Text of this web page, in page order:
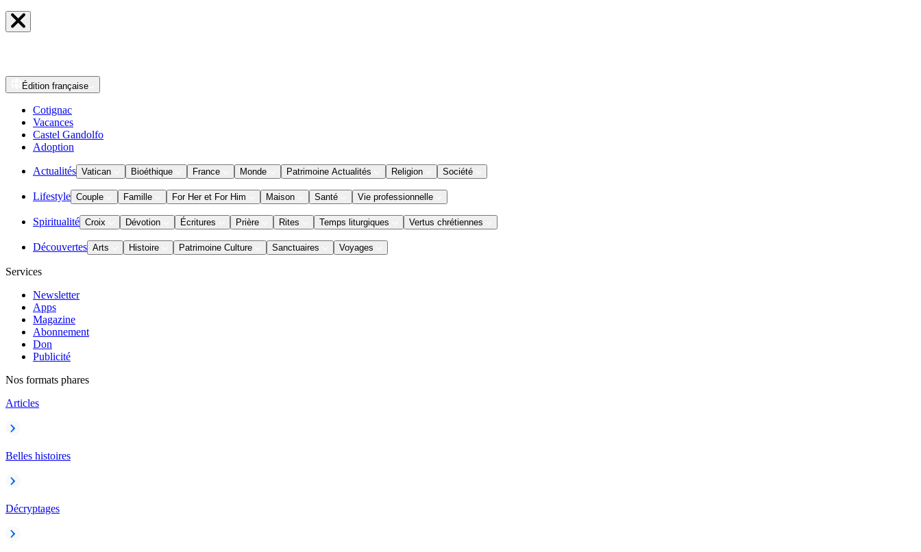
Édition française
Cotignac
Vacances
Castel Gandolfo
Adoption
Actualités Vatican Bioéthique France Monde Patrimoine Actualités Religion Société
Lifestyle Couple Famille For Her et For Him Maison Santé Vie professionnelle
Spiritualité Croix Dévotion Écritures Prière Rites Temps liturgiques Vertus chrétiennes
Découvertes Arts Histoire Patrimoine Culture Sanctuaires Voyages
Services
Newsletter
Apps
Magazine
Abonnement
Don
Publicité
Nos formats phares
Articles
Belles histoires
Décryptages